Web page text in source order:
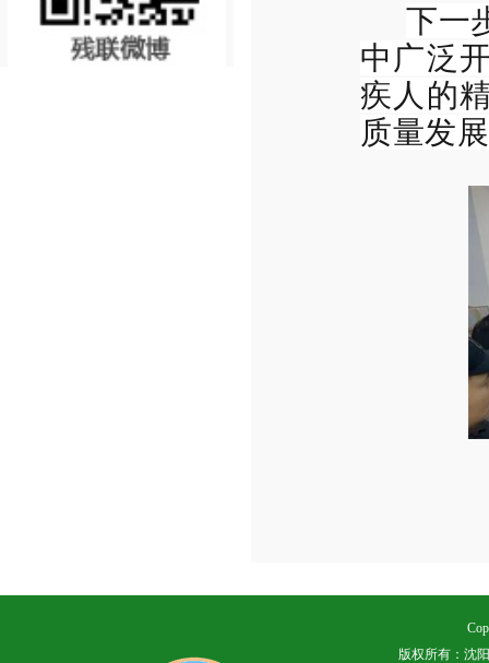
下一
中广泛
疾人的
质量发
版权所有：沈